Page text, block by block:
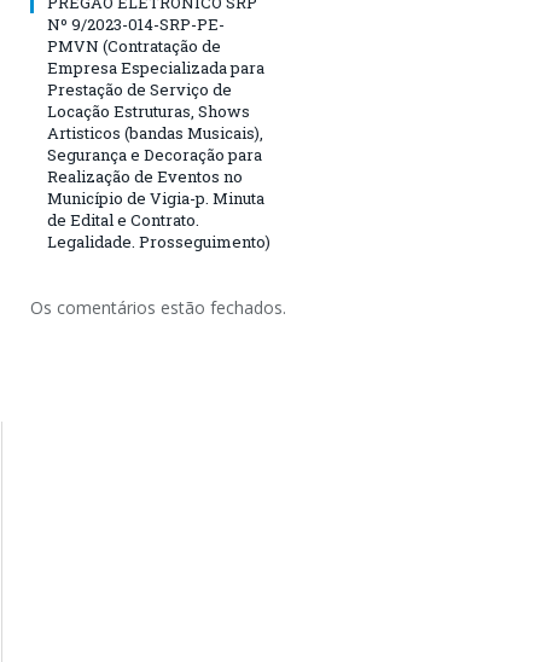
Nº 9/2023-014-SRP-PE-
PMVN (Contratação de
Empresa Especializada para
Prestação de Serviço de
Locação Estruturas, Shows
Artisticos (bandas Musicais),
Segurança e Decoração para
Realização de Eventos no
Município de Vigia-p. Minuta
de Edital e Contrato.
Legalidade. Prosseguimento)
Os comentários estão fechados.